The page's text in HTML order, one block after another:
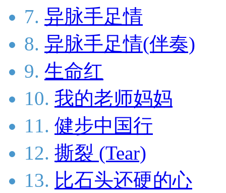
7. 异脉手足情
8. 异脉手足情(伴奏)
9. 生命红
10. 我的老师妈妈
11. 健步中国行
12. 撕裂 (Tear)
13. 比石头还硬的心